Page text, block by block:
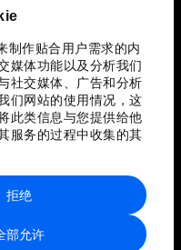
制作贴合用户需求的内
媒体功能以及分析我们
社交媒体、广告和分析
们网站的使用情况，这
此类信息与您提供给他
服务的过程中收集的其
部允许
拒绝